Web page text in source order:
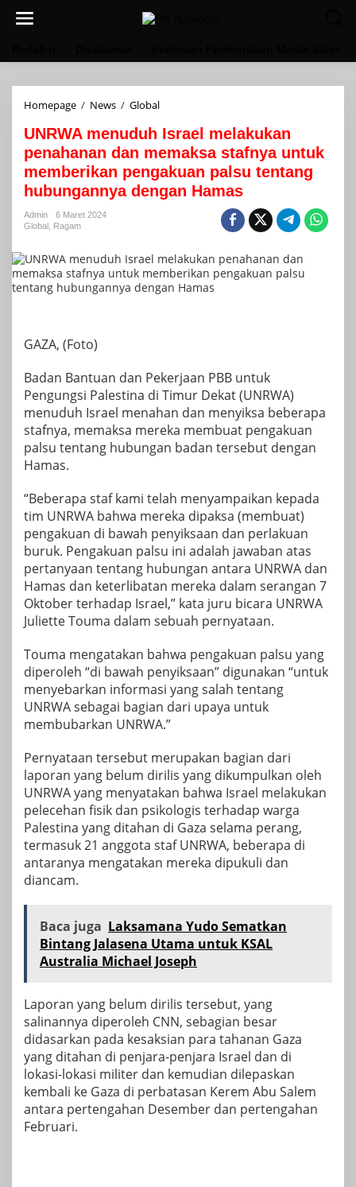
Homepage / News / GlobalUNRWA
Israel
melakukan
penahanan
dan
memaksa
stafnya
palsu
tentang
hubungannya
UNRWA menuduh Israel melakukan
penahanan dan memaksa stafnya untuk
memberikan pengakuan palsu tentang
hubungannya dengan Hamas
Admin
6 Maret 2024
Global Ragam
GAZA, (Foto)
Badan Bantuan dan Pekerjaan PBB untuk
Pengungsi Palestina di Timur Dekat (UNRWA)
menuduh Israel menahan dan menyiksa beberapa
stafnya, memaksa mereka membuat pengakuan
palsu tentang hubungan badan tersebut dengan
Hamas.
“Beberapa staf kami telah menyampaikan kepada
tim UNRWA bahwa mereka dipaksa (membuat)
pengakuan di bawah penyiksaan dan perlakuan
buruk. Pengakuan palsu ini adalah jawaban atas
pertanyaan tentang hubungan antara UNRWA dan
Hamas dan keterlibatan mereka dalam serangan 7
Oktober terhadap Israel,” kata juru bicara UNRWA
Juliette Touma dalam sebuah pernyataan.
Touma mengatakan bahwa pengakuan palsu yang
diperoleh “di bawah penyiksaan” digunakan “untuk
menyebarkan informasi yang salah tentang
UNRWA sebagai bagian dari upaya untuk
membubarkan UNRWA.”
Pernyataan tersebut merupakan bagian dari
laporan yang belum dirilis yang dikumpulkan oleh
UNRWA yang menyatakan bahwa Israel melakukan
pelecehan fisik dan psikologis terhadap warga
Palestina yang ditahan di Gaza selama perang,
termasuk 21 anggota staf UNRWA, beberapa di
antaranya mengatakan mereka dipukuli dan
diancam.
Baca juga Laksamana Yudo Sematkan
Bintang Jalasena Utama untuk KSAL
Australia Michael Joseph
Laporan yang belum dirilis tersebut, yang
salinannya diperoleh CNN, sebagian besar
didasarkan pada kesaksian para tahanan Gaza
yang ditahan di penjara-penjara Israel dan di
lokasi-lokasi militer dan kemudian dilepaskan
kembali ke Gaza di perbatasan Kerem Abu Salem
antara pertengahan Desember dan pertengahan
Februari.